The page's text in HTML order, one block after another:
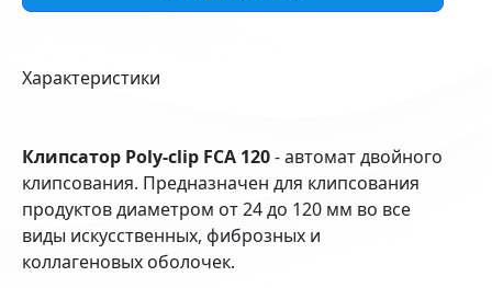
Характеристики
Клипсатор Poly-clip FCA 120- автомат двойного
клипсования. Предназначен для клипсования
продуктов диаметром от 24 до 120 мм во все
виды искусственных, фиброзных и
коллагеновых оболочек.